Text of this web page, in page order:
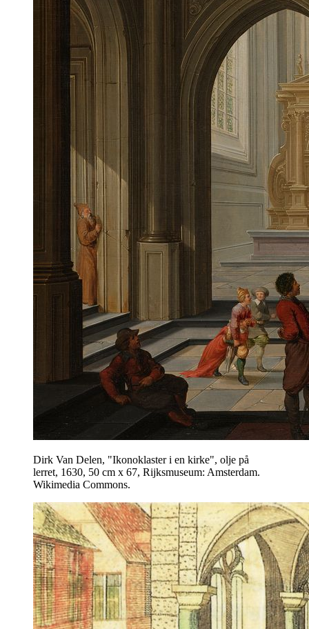
Dirk Van Delen, "Ikonoklaster i en kirke", olje på
lerret, 1630, 50 cm x 67, Rijksmuseum: Amsterdam.
Wikimedia Commons.